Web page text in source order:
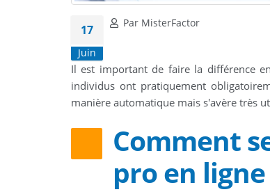
17
Juin
Par MisterFactor
Il est important de faire la différence
individus ont pratiquement
manière automatique mais s'avère très
Comment
pro en ligne